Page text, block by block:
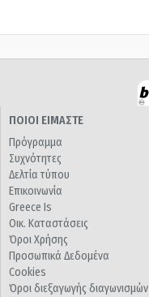
ΠΟΙΟΙ ΕΙΜΑΣΤΕ
Πρόγραμμα
Συχνότητες
Δελτία τύπου
Επικοινωνία
Greece Is
Οικ. Καταστάσεις
Όροι Χρήσης
Προσωπικά Δεδομένα
Cookies
Όροι διεξαγωγής διαγωνισμών